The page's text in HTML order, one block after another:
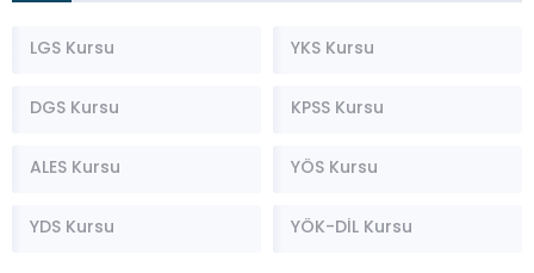
LGS Kursu YKS Kursu
DGS Kursu KPSS Kursu
ALES Kursu YÖS Kursu
YDS Kursu YÖK-DİL Kursu